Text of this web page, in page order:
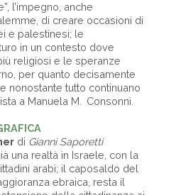
l’impegno, anche
di creare occasioni di
e palestinesi; le
in un contesto dove
religiosi e le speranze
per quanto decisamente
nonostante tutto continuano
a Manuela M. Consonni.
di Gianni Saporetti
una realtà in Israele, con la
arabi; il caposaldo del
ebraica, resta il